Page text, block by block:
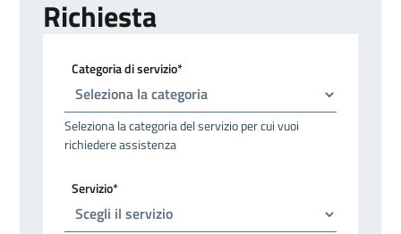
Richiesta
Categoria di servizio*
Seleziona la categoria del servizio per cui vuoi
richiedere assistenza
Servizio*